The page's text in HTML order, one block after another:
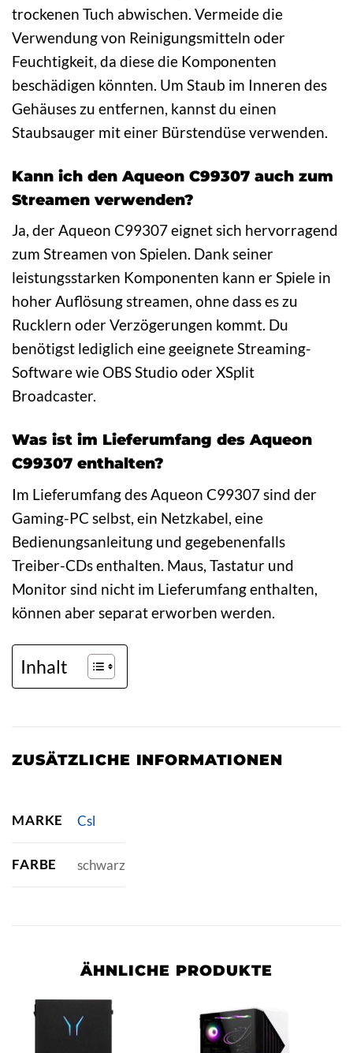
trockenen Tuch abwischen. Vermeide die
Verwendung von Reinigungsmitteln oder
Feuchtigkeit, da diese die Komponenten
beschädigen könnten. Um Staub im Inneren des
Gehäuses zu entfernen, kannst du einen
Staubsauger mit einer Bürstendüse verwenden.
Kann ich den Aqueon C99307 auch zum
Streamen verwenden?
Ja, der Aqueon C99307 eignet sich hervorragend
zum Streamen von Spielen. Dank seiner
leistungsstarken Komponenten kann er Spiele in
hoher Auflösung streamen, ohne dass es zu
Rucklern oder Verzögerungen kommt. Du
benötigst lediglich eine geeignete Streaming-
Software wie OBS Studio oder XSplit
Broadcaster.
Was ist im Lieferumfang des Aqueon
C99307 enthalten?
Im Lieferumfang des Aqueon C99307 sind der
Gaming-PC selbst, ein Netzkabel, eine
Bedienungsanleitung und gegebenenfalls
Treiber-CDs enthalten. Maus, Tastatur und
Monitor sind nicht im Lieferumfang enthalten,
können aber separat erworben werden.
Inhalt
ZUSÄTZLICHE INFORMATIONEN
MARKE Csl
FARBE schwarz
ÄHNLICHE PRODUKTE